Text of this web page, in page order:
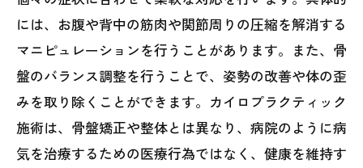
には、お腹や背中の筋肉や関節周りの圧縮を解消する
マニピュレーションを行うことがあります。また、骨
盤のバランス調整を行うことで、姿勢の改善や体の歪
みを取り除くことができます。カイロプラクティック
施術は、骨盤矯正や整体とは異なり、病院のように病
気を治療するための医療行為ではなく、健康を維持す